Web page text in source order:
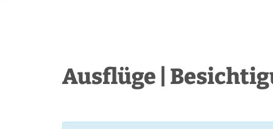
Ausflüge |